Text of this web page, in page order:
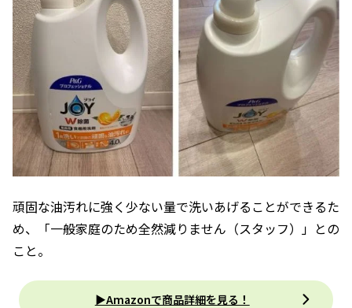
頑固な油汚れに強く少ない量で洗いあげることができるた
め、「一般家庭のため全然減りません（スタッフ）」との
こと。
▶Amazonで商品詳細を見る！